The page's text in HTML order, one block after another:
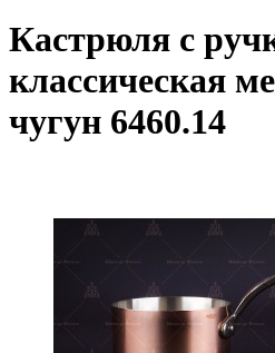
Кастрюля с
классическая
чугун 6460.14